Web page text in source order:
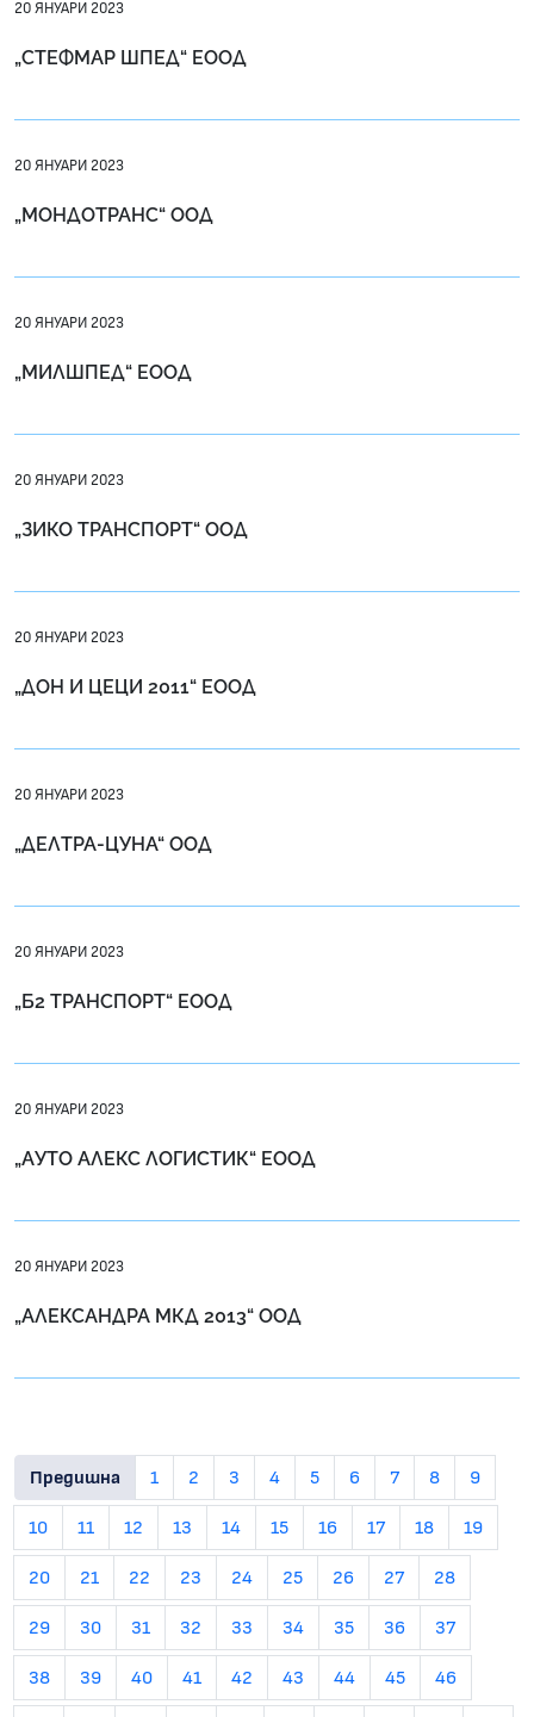
20 ЯНУАРИ 2023
„СТЕФМАР ШПЕД“ ЕООД
20 ЯНУАРИ 2023
„МОНДОТРАНС“ ООД
20 ЯНУАРИ 2023
„МИЛШПЕД“ ЕООД
20 ЯНУАРИ 2023
„ЗИКО ТРАНСПОРТ“ ООД
20 ЯНУАРИ 2023
„ДОН И ЦЕЦИ 2011“ ЕООД
20 ЯНУАРИ 2023
„ДЕЛТРА-ЦУНА“ ООД
20 ЯНУАРИ 2023
„Б2 ТРАНСПОРТ“ ЕООД
20 ЯНУАРИ 2023
„АУТО АЛЕКС ЛОГИСТИК“ ЕООД
20 ЯНУАРИ 2023
„АЛЕКСАНДРА МКД 2013“ ООД
Предишна 1 2 3 4 5 6 7 8 9
10 11 12 13 14 15 16 17 18 19
20 21 22 23 24 25 26 27 28
29 30 31 32 33 34 35 36 37
38 39 40 41 42 43 44 45 46